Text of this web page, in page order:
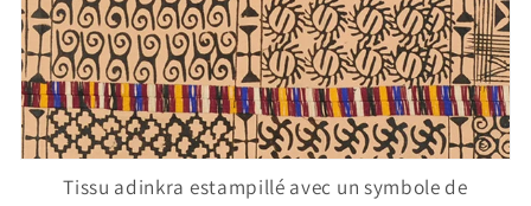
Tissu adinkra estampillé avec un symbole de